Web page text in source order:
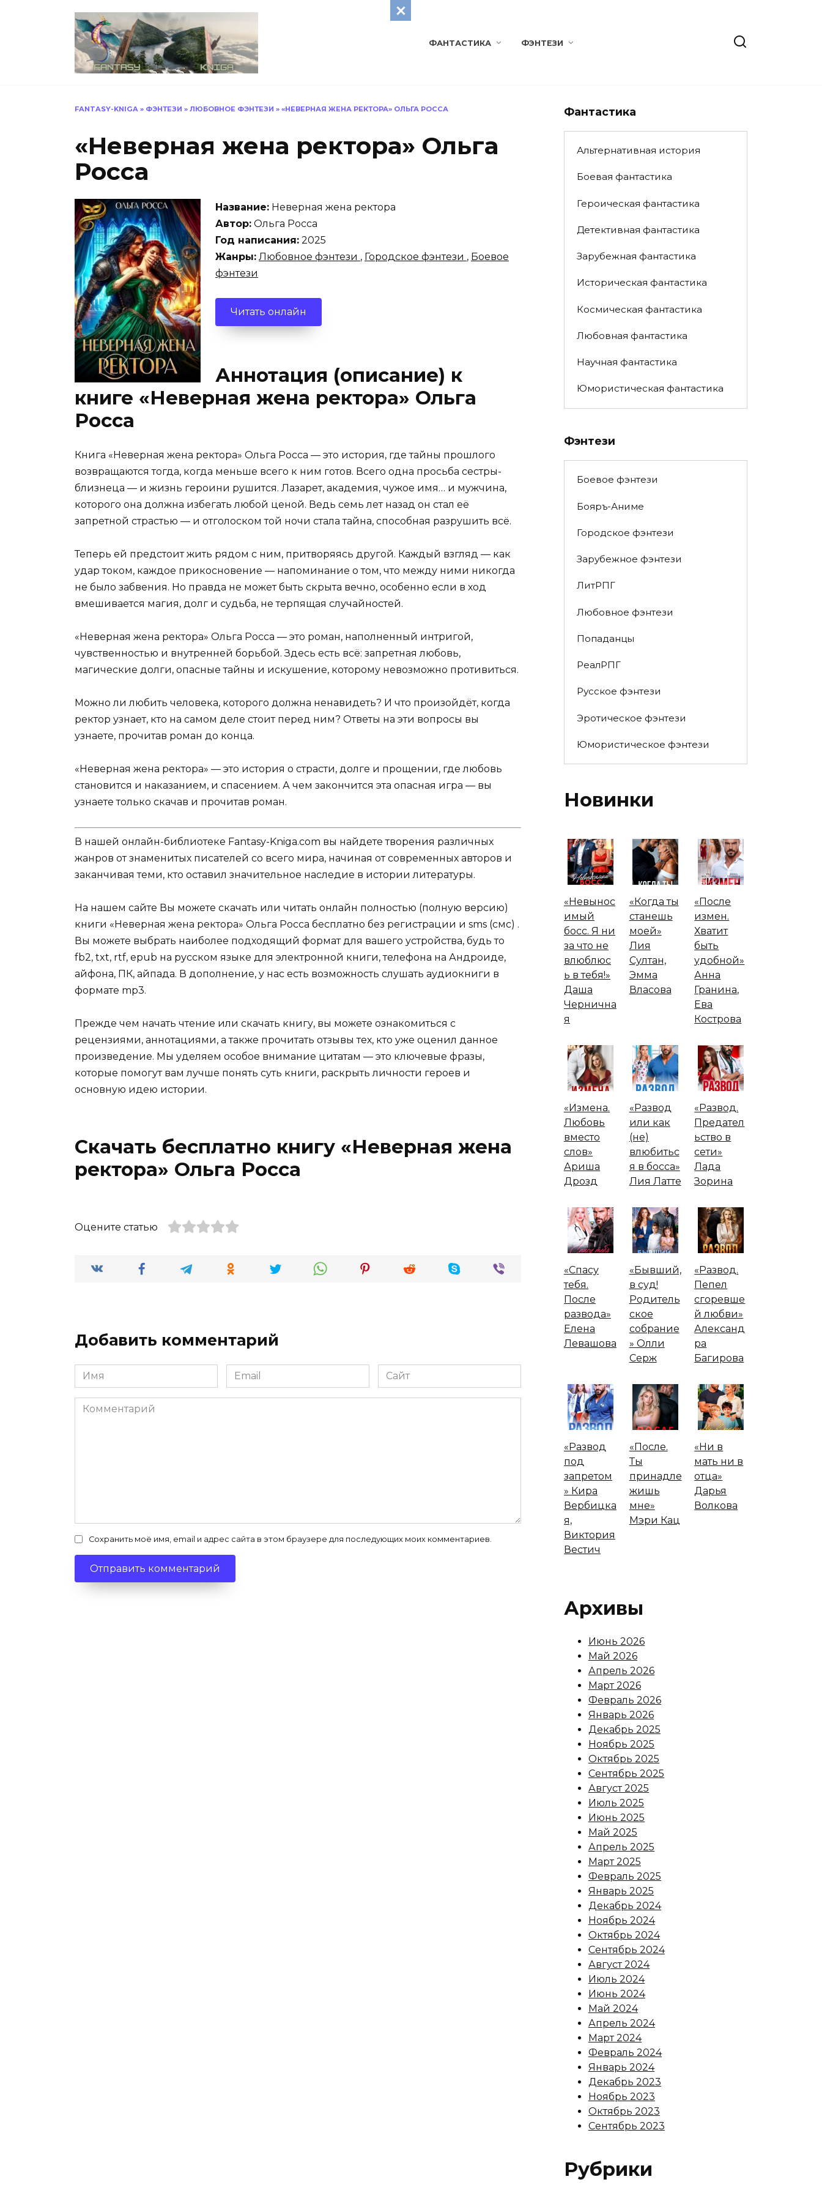
ФАНТАСТИКА ФЭНТЕЗИ
FANTASY-KNIGA » ФЭНТЕЗИ » ЛЮБОВНОЕ ФЭНТЕЗИ » «НЕВЕРНАЯ ЖЕНА РЕКТОРА» ОЛЬГА РОССА
«Неверная жена ректора» Ольга
Росса
Название: Неверная жена ректора
Автор: Ольга Росса
Год написания: 2025
Жанры: Любовное фэнтези , Городское фэнтези , Боевое
фэнтези
Читать онлайн
Аннотация (описание) к
книге «Неверная жена ректора» Ольга
Росса
Книга «Неверная жена ректора» Ольга Росса — это история, где тайны прошлого
возвращаются тогда, когда меньше всего к ним готов. Всего одна просьба сестры-
близнеца — и жизнь героини рушится. Лазарет, академия, чужое имя… и мужчина,
которого она должна избегать любой ценой. Ведь семь лет назад он стал её
запретной страстью — и отголоском той ночи стала тайна, способная разрушить всё.
Теперь ей предстоит жить рядом с ним, притворяясь другой. Каждый взгляд — как
удар током, каждое прикосновение — напоминание о том, что между ними никогда
не было забвения. Но правда не может быть скрыта вечно, особенно если в ход
вмешивается магия, долг и судьба, не терпящая случайностей.
«Неверная жена ректора» Ольга Росса — это роман, наполненный интригой,
чувственностью и внутренней борьбой. Здесь есть всё: запретная любовь,
магические долги, опасные тайны и искушение, которому невозможно противиться.
Можно ли любить человека, которого должна ненавидеть? И что произойдёт, когда
ректор узнает, кто на самом деле стоит перед ним? Ответы на эти вопросы вы
узнаете, прочитав роман до конца.
«Неверная жена ректора» — это история о страсти, долге и прощении, где любовь
становится и наказанием, и спасением. А чем закончится эта опасная игра — вы
узнаете только скачав и прочитав роман.
В нашей онлайн-библиотеке Fantasy-Kniga.com вы найдете творения различных
жанров от знаменитых писателей со всего мира, начиная от современных авторов и
заканчивая теми, кто оставил значительное наследие в истории литературы.
На нашем сайте Вы можете скачать или читать онлайн полностью (полную версию)
книги «Неверная жена ректора» Ольга Росса бесплатно без регистрации и sms (смс) .
Вы можете выбрать наиболее подходящий формат для вашего устройства, будь то
fb2, txt, rtf, epub на русском языке для электронной книги, телефона на Андроиде,
айфона, ПК, айпада. В дополнение, у нас есть возможность слушать аудиокниги в
формате mp3.
Прежде чем начать чтение или скачать книгу, вы можете ознакомиться с
рецензиями, аннотациями, а также прочитать отзывы тех, кто уже оценил данное
произведение. Мы уделяем особое внимание цитатам — это ключевые фразы,
которые помогут вам лучше понять суть книги, раскрыть личности героев и
основную идею истории.
Скачать бесплатно книгу «Неверная жена
ректора» Ольга Росса
Оцените статью
Добавить комментарий
Имя
*
Email
*
Сайт
Комментарий
Сохранить моё имя, email и адрес сайта в этом браузере для последующих моих комментариев.
Фантастика
Альтернативная история
Боевая фантастика
Героическая фантастика
Детективная фантастика
Зарубежная фантастика
Историческая фантастика
Космическая фантастика
Любовная фантастика
Научная фантастика
Юмористическая фантастика
Фэнтези
Боевое фэнтези
Бояръ-Аниме
Городское фэнтези
Зарубежное фэнтези
ЛитРПГ
Любовное фэнтези
Попаданцы
РеалРПГ
Русское фэнтези
Эротическое фэнтези
Юмористическое фэнтези
Новинки
«Невынос
имый
босс. Я ни
за что не
влюблюс
ь в тебя!»
Даша
Чернична
я
«Когда ты
станешь
моей»
Лия
Султан,
Эмма
Власова
«После
измен.
Хватит
быть
удобной»
Анна
Гранина,
Ева
Кострова
«Измена.
Любовь
вместо
слов»
Ариша
Дрозд
«Развод
или как
(не)
влюбитьс
я в босса»
Лия Латте
«Развод.
Предател
ьство в
сети»
Лада
Зорина
«Спасу
тебя.
После
развода»
Елена
Левашова
«Бывший,
в суд!
Родитель
ское
собрание
» Олли
Серж
«Развод.
Пепел
сгоревше
й любви»
Александ
ра
Багирова
«Развод
под
запретом
» Кира
Вербицка
я,
Виктория
Вестич
«После.
Ты
принадле
жишь
мне»
Мэри Кац
«Ни в
мать ни в
отца»
Дарья
Волкова
Архивы
Июнь 2026
Май 2026
Апрель 2026
Март 2026
Февраль 2026
Январь 2026
Декабрь 2025
Ноябрь 2025
Октябрь 2025
Сентябрь 2025
Август 2025
Июль 2025
Июнь 2025
Май 2025
Апрель 2025
Март 2025
Февраль 2025
Январь 2025
Декабрь 2024
Ноябрь 2024
Октябрь 2024
Сентябрь 2024
Август 2024
Июль 2024
Июнь 2024
Май 2024
Апрель 2024
Март 2024
Февраль 2024
Январь 2024
Декабрь 2023
Ноябрь 2023
Октябрь 2023
Сентябрь 2023
Рубрики